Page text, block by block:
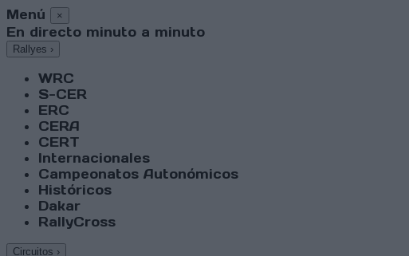
Menú ×
En directo minuto a minuto
Rallyes ›
WRC
S-CER
ERC
CERA
CERT
Internacionales
Campeonatos Autonómicos
Históricos
Dakar
RallyCross
Circuitos ›